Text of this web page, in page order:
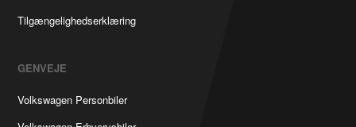
Tilgængelighedserklæring
GENVEJE
Volkswagen Personbiler